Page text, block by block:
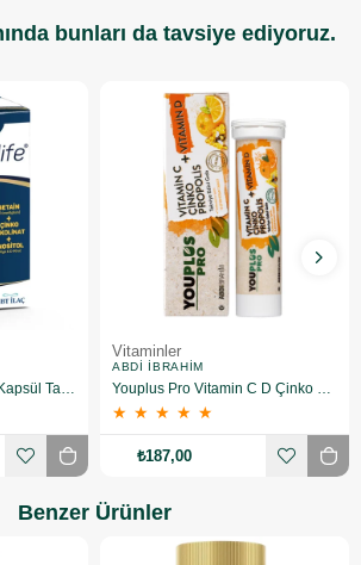
bunları da tavsiye ediyoruz.
NBT Life Methyllife 60 Kapsül Takviye Edici Gıda
Vitaminler
ABDI İBRAHIM
Youplus Pro Vitamin C D Çinko Propolis 15 Efervesan Tablet
★ ★ ★ ★ ★
₺187,00
Benzer Ürünler